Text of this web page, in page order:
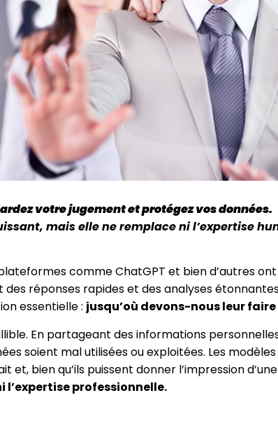
votre jugement et protégez vos données.
mais elle ne remplace ni l’expertise
comme ChatGPT et bien d’autres
réponses rapides et des analyses
essentielle : jusqu’où devons-nous leur
En partageant des informations
soient mal utilisées ou exploitées. Les
bien qu’ils puissent donner l’impression
professionnelle.